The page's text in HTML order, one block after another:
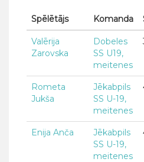
Spēlētājs Komanda
Valērija
Zarovska
Dobeles
SS U19,
meitenes
Rometa
Jukša
Jēkabpils
SS U-19,
meitenes
Enija Anča
Jēkabpils
SS U-19,
meitenes